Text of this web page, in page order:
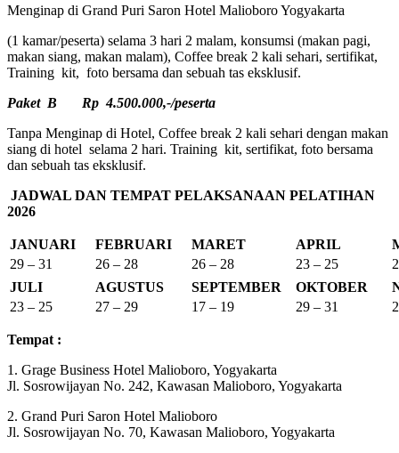
Menginap di Grand Puri Saron Hotel Malioboro Yogyakarta
(1 kamar/peserta) selama 3 hari 2 malam, konsumsi (makan pagi,
makan siang, makan malam), Coffee break 2 kali sehari, sertifikat,
Training kit, foto bersama dan sebuah tas eksklusif.
Paket B Rp 4.500.000,-/peserta
Tanpa Menginap di Hotel, Coffee break 2 kali sehari dengan makan
siang di hotel selama 2 hari. Training kit, sertifikat, foto bersama
dan sebuah tas eksklusif.
JADWAL DAN TEMPAT PELAKSANAAN PELATIHAN
2026
JANUARI FEBRUARI MARET APRIL
29 – 31
26 – 28 26 – 28 23 – 25
JULI
AGUSTUS SEPTEMBER OKTOBER
23 – 25
27 – 29 17 – 19 29 – 31
Tempat :
1. Grage Business Hotel Malioboro, Yogyakarta
Jl. Sosrowijayan No. 242, Kawasan Malioboro, Yogyakarta
2. Grand Puri Saron Hotel Malioboro
Jl. Sosrowijayan No. 70, Kawasan Malioboro, Yogyakarta